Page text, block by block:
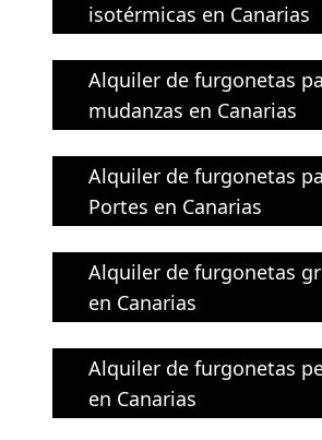
isotérmicas en Canarias
Alquiler de furgonetas
mudanzas en Canarias
Alquiler de furgonetas
Portes en Canarias
Alquiler de furgonetas
en Canarias
Alquiler de furgonetas
en Canarias